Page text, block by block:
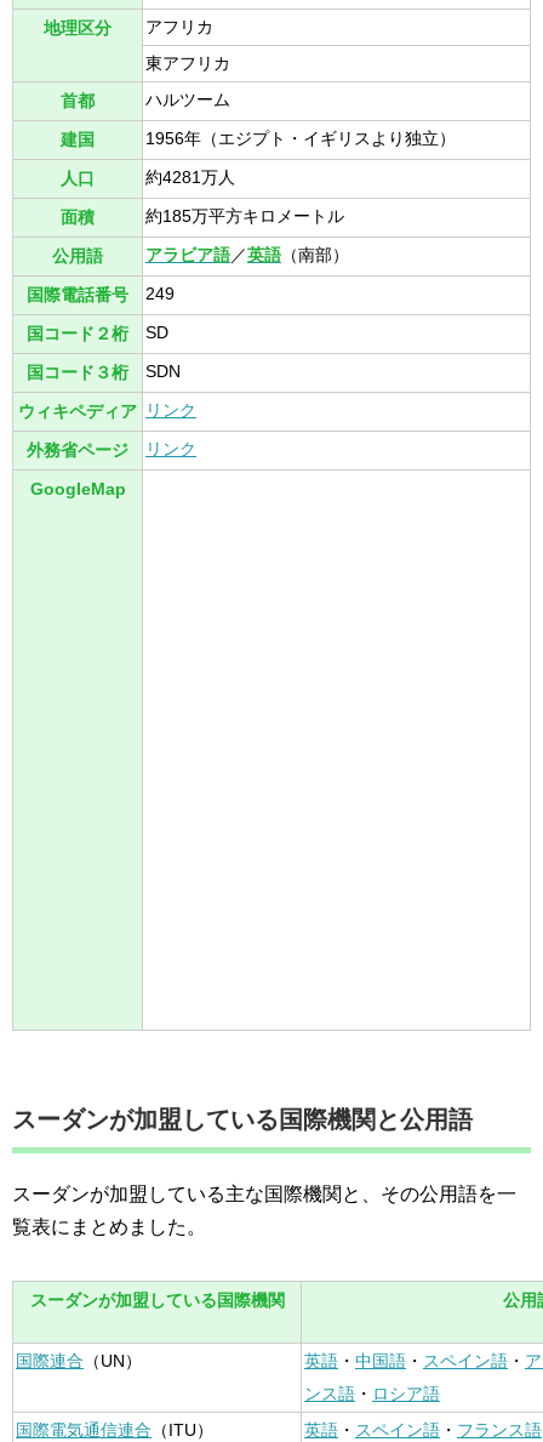
地理区分
アフリカ
東アフリカ
首都 ハルツーム
建国 1956年（エジプト・イギリスより独立）
人口 約4281万人
面積 約185万平方キロメートル
公用語 アラビア語／英語 （南部）
国際電話番号 249
国コード２桁 SD
国コード３桁 SDN
ウィキペディア リンク
外務省ページ リンク
GoogleMap
スーダンが加盟している国際機関と公用語
スーダンが加盟している主な国際機関と、その公用語を一
覧表にまとめました。
スーダンが加盟している国際機関 公用
国際連合 （UN） 英語 ・ 中国語 ・ スペイン語 ・
ンス語 ・ ロシア語
国際電気通信連合 （ITU） 英語 ・ スペイン語 ・ フランス語